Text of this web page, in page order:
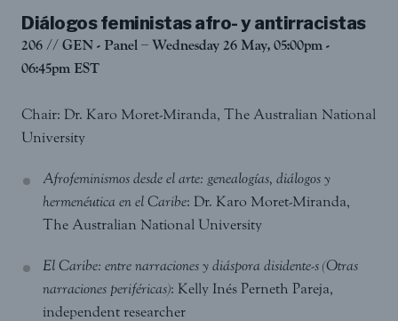
Diálogos feministas afro- y antirracistas
206 // GEN - Panel – Wednesday 26 May, 05:00pm -
06:45pm EST
Chair: Dr. Karo Moret-Miranda, The Australian National
University
Afrofeminismos desde el arte: genealogías, diálogos y
hermenéutica en el Caribe: Dr. Karo Moret-Miranda,
The Australian National University
El Caribe: entre narraciones y diáspora disidente-s (Otras
narraciones periféricas): Kelly Inés Perneth Pareja,
independent researcher